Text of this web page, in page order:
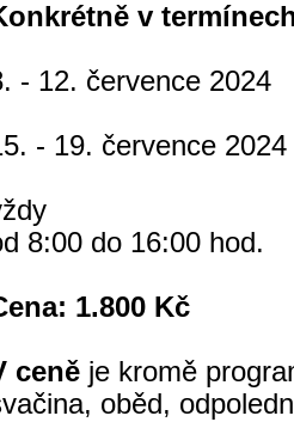
v
- 12. července 2024
- 19. července 2024
8:00 do 16:00 hod.
1.800 Kč
ceně je kromě
oběd,